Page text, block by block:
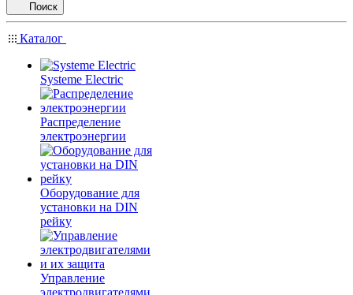
Поиск
Каталог
Systeme Electric
Распределение
электроэнергии
Оборудование для
установки на DIN
рейку
Управление
электродвигателями